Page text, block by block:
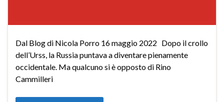
Dal Blog di Nicola Porro 16 maggio 2022 Dopo il crollo
dell’Urss, la Russia puntava a diventare pienamente
occidentale. Ma qualcuno si è opposto di Rino
Cammilleri